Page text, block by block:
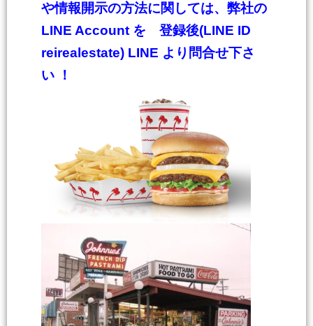
や情報開示の方法に関しては、弊社の
LINE Account を 登録後(LINE ID
reirealestate) LINE より問合せ下さ
い ！